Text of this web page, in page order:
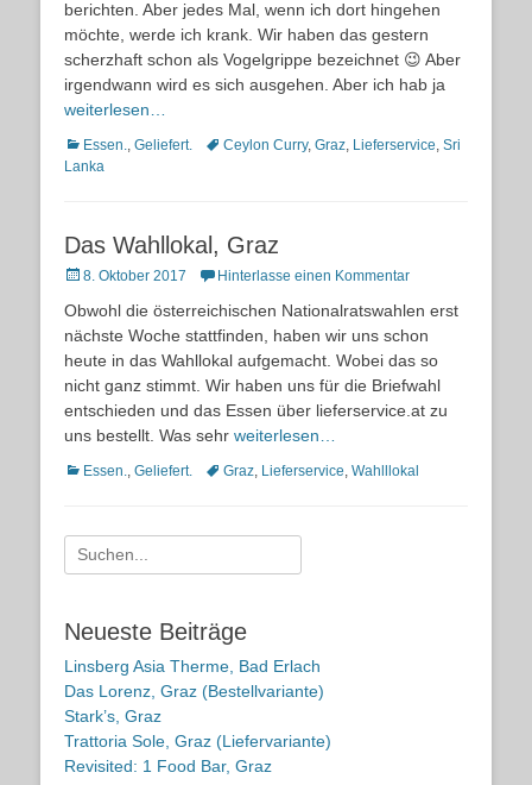
berichten. Aber jedes Mal, wenn ich dort hingehen
möchte, werde ich krank. Wir haben das gestern
scherzhaft schon als Vogelgrippe bezeichnet 😉 Aber
irgendwann wird es sich ausgehen. Aber ich hab ja
weiterlesen…
Kategorien
Essen., Geliefert. Schlagworte
Ceylon Curry, Graz, Lieferservice, Sri
Lanka
Das Wahllokal, Graz
Posted
8. Oktober 2017 Hinterlasse einen Kommentar
Obwohl die österreichischen Nationalratswahlen erst
nächste Woche stattfinden, haben wir uns schon
heute in das Wahllokal aufgemacht. Wobei das so
nicht ganz stimmt. Wir haben uns für die Briefwahl
entschieden und das Essen über lieferservice.at zu
uns bestellt. Was sehr weiterlesen…
Kategorien
Essen., Geliefert. Schlagworte
Graz, Lieferservice, Wahlllokal
Suche
nach:
Neueste Beiträge
Linsberg Asia Therme, Bad Erlach
Das Lorenz, Graz (Bestellvariante)
Stark’s, Graz
Trattoria Sole, Graz (Liefervariante)
Revisited: 1 Food Bar, Graz